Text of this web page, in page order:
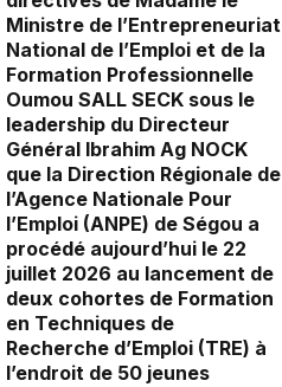
Ministre de l’Entrepreneuriat
National de l’Emploi et de la
Formation Professionnelle
Oumou SALL SECK sous le
leadership du Directeur
Général Ibrahim Ag NOCK
que la Direction Régionale de
l’Agence Nationale Pour
l’Emploi (ANPE) de Ségou a
procédé aujourd’hui le 22
juillet 2026 au lancement de
deux cohortes de Formation
en Techniques de
Recherche d’Emploi (TRE) à
l’endroit de 50 jeunes